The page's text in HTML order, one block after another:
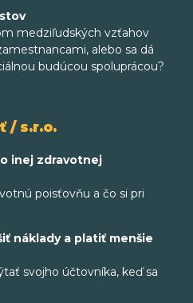
medziľudských vzťahov
alebo sa dá
budúcou spoluprácou?
/ s.r.o.
inej zdravotnej
poisťovňu a čo si pri
náklady a platiť menšie
svojho účtovníka, keď sa